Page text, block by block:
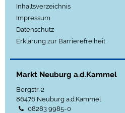
Inhaltsverzeichnis
Impressum
Datenschutz
Erklärung zur Barrierefreiheit
Markt Neuburg a.d.Kammel
Bergstr. 2
86476 Neuburg a.d.Kammel
08283 9985-0